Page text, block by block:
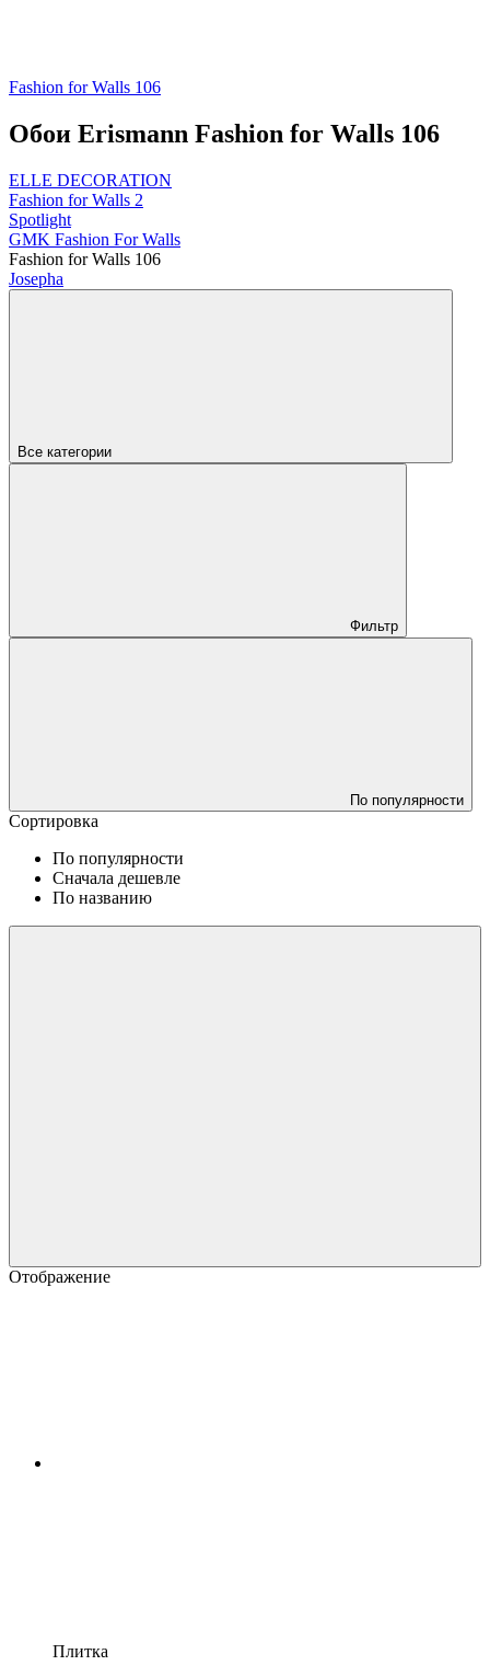
Fashion for Walls 106
Обои Erismann Fashion for Walls 106
ELLE DECORATION
Fashion for Walls 2
Spotlight
GMK Fashion For Walls
Fashion for Walls 106
Josepha
Все категории
Фильтр
По популярности
Сортировка
По популярности
Сначала дешевле
По названию
Отображение
Плитка